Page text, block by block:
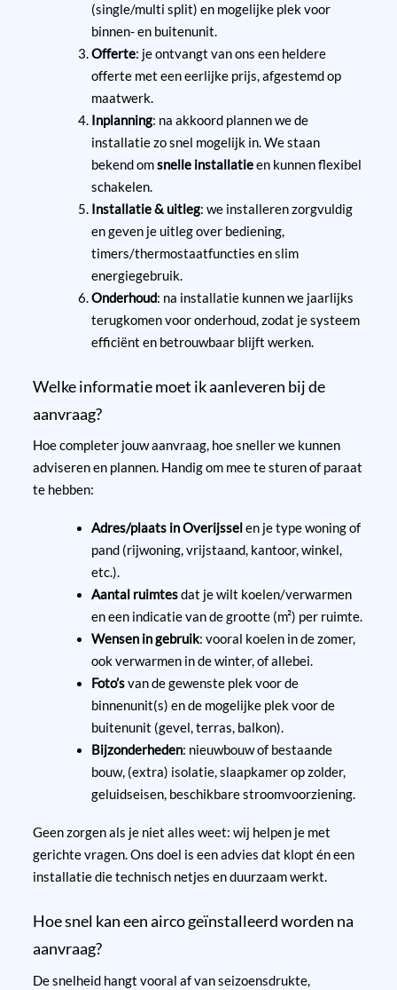
(single/multi split) en mogelijke plek voor
binnen- en buitenunit.
Offerte: je ontvangt van ons een heldere
offerte met een eerlijke prijs, afgestemd op
maatwerk.
Inplanning: na akkoord plannen we de
installatie zo snel mogelijk in. We staan
bekend omsnelle installatieen kunnen flexibel
schakelen.
Installatie & uitleg: we installeren zorgvuldig
en geven je uitleg over bediening,
timers/thermostaatfuncties en slim
energiegebruik.
Onderhoud: na installatie kunnen we jaarlijks
terugkomen voor onderhoud, zodat je systeem
efficiënt en betrouwbaar blijft werken.
Welke informatie moet ik aanleveren bij de
aanvraag?
Hoe completer jouw aanvraag, hoe sneller we kunnen
adviseren en plannen. Handig om mee te sturen of paraat
te hebben:
Adres/plaats in Overijssel en je type woning of
pand (rijwoning, vrijstaand, kantoor, winkel,
etc.).
Aantal ruimtesdat je wilt koelen/verwarmen
en een indicatie van de grootte (m²) per ruimte.
Wensen in gebruik: vooral koelen in de zomer,
ook verwarmen in de winter, of allebei.
Foto’svan de gewenste plek voor de
binnenunit(s) en de mogelijke plek voor de
buitenunit (gevel, terras, balkon).
Bijzonderheden: nieuwbouw of bestaande
bouw, (extra) isolatie, slaapkamer op zolder,
geluidseisen, beschikbare stroomvoorziening.
Geen zorgen als je niet alles weet: wij helpen je met
gerichte vragen. Ons doel is een advies dat klopt én een
installatie die technisch netjes en duurzaam werkt.
Hoe snel kan een airco geïnstalleerd worden na
aanvraag?
De snelheid hangt vooral af van seizoensdrukte,